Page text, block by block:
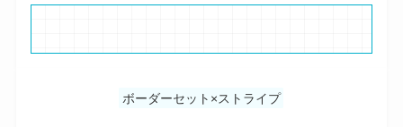
ボーダーセット×ストライプ